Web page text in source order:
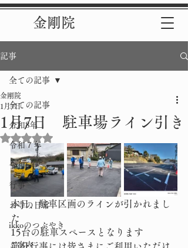
金剛院
記事
全ての記事
令和8年
令和７年
令和6年
行事
お寺の日常
ikkoのつぶやき
ご案内
全ての記事
1月7日 駐車場ライン引き
金剛院
1月7日
5つ星のうちNaNと評価されています。
本日、駐車区画のラインが引かれまし
た
15台の駐車スペースとなります